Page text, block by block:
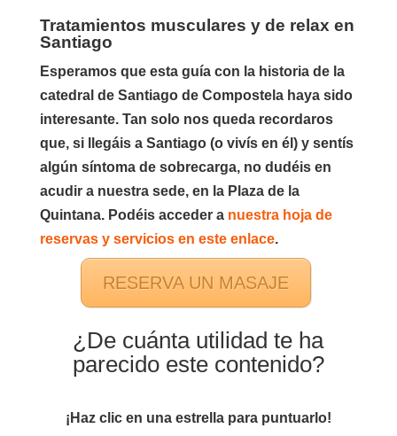
Tratamientos musculares y de relax en
Santiago
Esperamos que esta guía con la historia de la
catedral de Santiago de Compostela haya sido
interesante. Tan solo nos queda recordaros
que, si llegáis a Santiago (o vivís en él) y sentís
algún síntoma de sobrecarga, no dudéis en
acudir a nuestra sede, en la Plaza de la
Quintana. Podéis acceder a nuestra hoja de
reservas y servicios en este enlace.
RESERVA UN MASAJE
¿De cuánta utilidad te ha
parecido este contenido?
¡Haz clic en una estrella para puntuarlo!